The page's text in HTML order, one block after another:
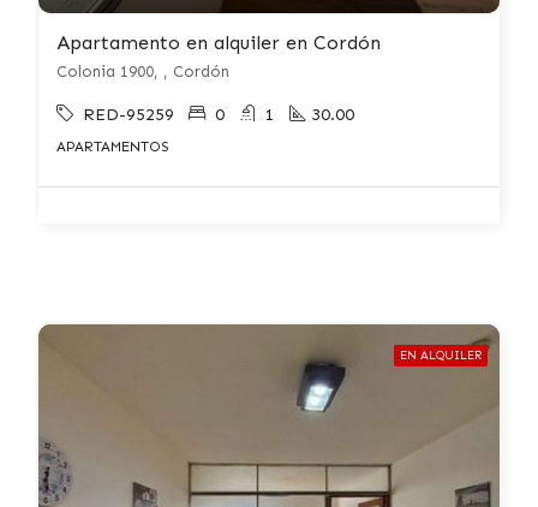
Apartamento en alquiler en Cordón
Colonia 1900, , Cordón
RED-95259 0 1 30.00
APARTAMENTOS
EN ALQUILER